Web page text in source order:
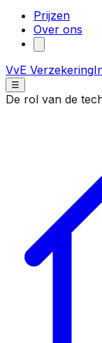
Prijzen
Over ons
VvE Verzekering
☰
De rol van de